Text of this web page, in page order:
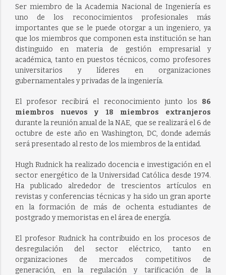
Ser miembro de la Academia Nacional de Ingeniería es
uno de los reconocimientos profesionales más
importantes que se le puede otorgar a un ingeniero, ya
que los miembros que componen esta institución se han
distinguido en materia de gestión empresarial y
académica, tanto en puestos técnicos, como profesores
universitarios y líderes en organizaciones
gubernamentales y privadas de la ingeniería.
El profesor recibirá el reconocimiento junto los 86
miembros nuevos y 18 miembros extranjeros
durante la reunión anual de la NAE, que se realizará el 6 de
octubre de este año en Washington, DC, donde además
será presentado al resto de los miembros de la entidad.
Hugh Rudnick ha realizado docencia e investigación en el
sector energético de la Universidad Católica desde 1974.
Ha publicado alrededor de trescientos artículos en
revistas y conferencias técnicas y ha sido un gran aporte
en la formación de más de ochenta estudiantes de
postgrado y memoristas en el área de energía.
El profesor Rudnick ha contribuido en los procesos de
desregulación del sector eléctrico, tanto en
organizaciones de mercados competitivos de
generación, en la regulación y tarificación de la